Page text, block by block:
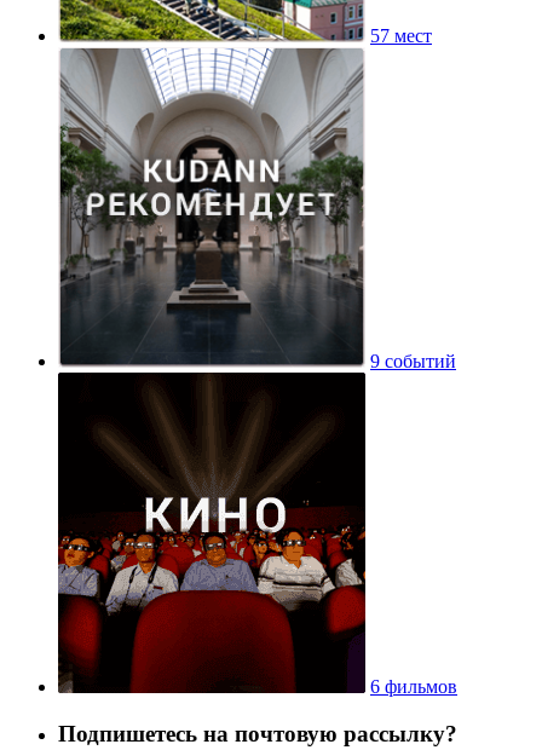
57 мест
9 событий
6 фильмов
Подпишетесь на почтовую рассылку?